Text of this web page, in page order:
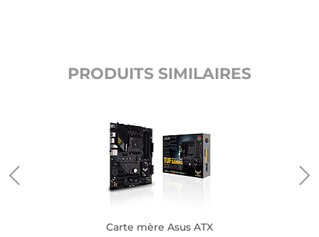
PRODUITS SIMILAIRES
Carte mère Asus ATX